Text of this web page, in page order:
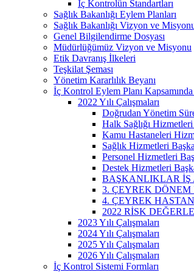
İç Kontrolün Standartları
Sağlık Bakanlığı Eylem Planları
Sağlık Bakanlığı Vizyon ve
Genel Bilgilendirme Dosyası
Müdürlüğümüz Vizyon ve Misyonu
Etik Davranış İlkeleri
Teşkilat Şeması
Yönetim Kararlılık Beyanı
İç Kontrol Eylem Planı Kapsamında
2022 Yılı Çalışmaları
Doğrudan Yönetim
Halk Sağlığı Hizmetleri
Kamu Hastaneleri
Sağlık Hizmetleri
Personel Hizmetleri
Destek Hizmetleri
BAŞKANLIKLAR İŞ
3. ÇEYREK
4. ÇEYREK
2022 RİSK
2023 Yılı Çalışmaları
2024 Yılı Çalışmaları
2025 Yılı Çalışmaları
2026 Yılı Çalışmaları
İç Kontrol Sistemi Formları